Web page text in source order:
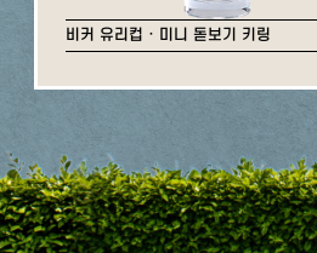
비커 유리컵 · 미니 돋보기 키링